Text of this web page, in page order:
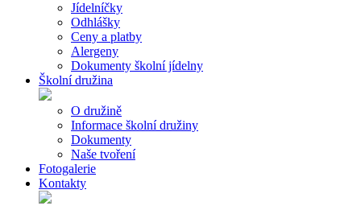
Jídelníčky
Odhlášky
Ceny a platby
Alergeny
Dokumenty školní jídelny
Školní družina
O družině
Informace školní družiny
Dokumenty
Naše tvoření
Fotogalerie
Kontakty